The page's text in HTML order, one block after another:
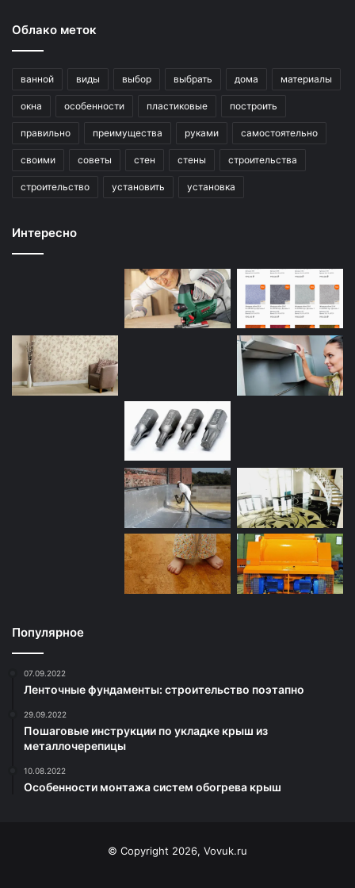
Облако меток
ванной виды выбор выбрать дома материалы
окна особенности пластиковые построить
правильно преимущества руками самостоятельно
своими советы стен стены строительства
строительство установить установка
Интересно
Популярное
07.09.2022
Ленточные фундаменты: строительство поэтапно
29.09.2022
Пошаговые инструкции по укладке крыш из
металлочерепицы
10.08.2022
Особенности монтажа систем обогрева крыш
© Copyright 2026, Vovuk.ru